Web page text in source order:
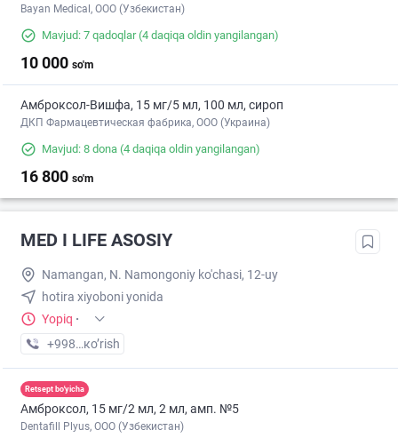
Bayan Medical, ООО (Узбекистан)
Mavjud: 7 qadoqlar(4 daqiqa oldin yangilangan)
10 000 so'm
Амброксол-Вишфа, 15 мг/5 мл, 100 мл, сироп
ДКП Фармацевтическая фабрика, ООО (Украина)
Mavjud: 8 dona (4 daqiqa oldin yangilangan)
16 800 so'm
MED I LIFE ASOSIY
Namangan, N. Namongoniy ko'chasi, 12-uy
hotira xiyoboni yonida
Yopiq ·
+998 (55) XXX-XX-XX
кo’rish
Retsept bo'yicha
Амброксол, 15 мг/2 мл, 2 мл, амп. №5
Dentafill Plyus, ООО (Узбекистан)